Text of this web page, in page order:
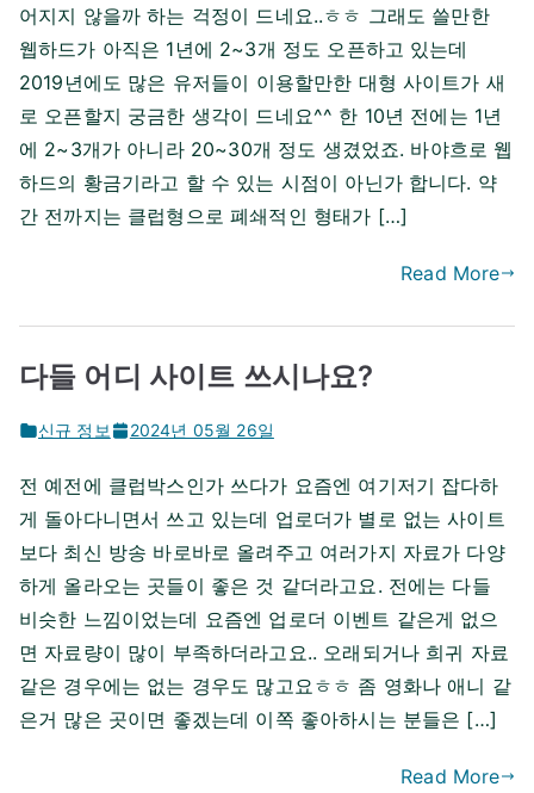
어지지 않을까 하는 걱정이 드네요..ㅎㅎ 그래도 쓸만한
웹하드가 아직은 1년에 2~3개 정도 오픈하고 있는데
2019년에도 많은 유저들이 이용할만한 대형 사이트가 새
로 오픈할지 궁금한 생각이 드네요^^ 한 10년 전에는 1년
에 2~3개가 아니라 20~30개 정도 생겼었죠. 바야흐로 웹
하드의 황금기라고 할 수 있는 시점이 아닌가 합니다. 약
간 전까지는 클럽형으로 폐쇄적인 형태가 […]
Read More
다들 어디 사이트 쓰시나요?
신규 정보 2024년 05월 26일
전 예전에 클럽박스인가 쓰다가 요즘엔 여기저기 잡다하
게 돌아다니면서 쓰고 있는데 업로더가 별로 없는 사이트
보다 최신 방송 바로바로 올려주고 여러가지 자료가 다양
하게 올라오는 곳들이 좋은 것 같더라고요. 전에는 다들
비슷한 느낌이었는데 요즘엔 업로더 이벤트 같은게 없으
면 자료량이 많이 부족하더라고요.. 오래되거나 희귀 자료
같은 경우에는 없는 경우도 많고요ㅎㅎ 좀 영화나 애니 같
은거 많은 곳이면 좋겠는데 이쪽 좋아하시는 분들은 […]
Read More